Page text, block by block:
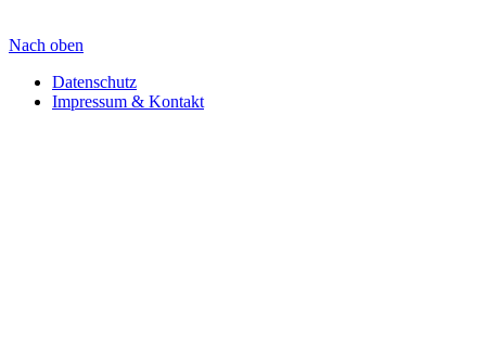
Nach oben
Datenschutz
Impressum & Kontakt